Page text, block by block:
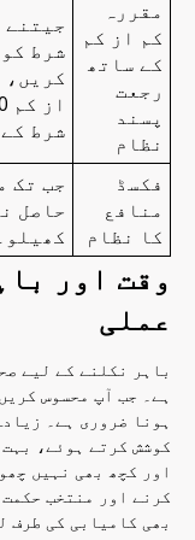
مقررہ
کم از کم
کے ساتھ
رجعت
پسند
نظام
جیتنے
شرط
کریں،
شرط
فکسڈ
منافع
کا نظام
جب تک
حاصل
وقت اور
عملی
باہر نکلنے کے لیے
ہے۔ جب آپ محسوس
ہونا ضروری ہے۔
کوشش کرتے ہوئے، بہت
اور کچھ بھی نہیں
کرنے اور منتخب
بھی کامیابی کی طرف